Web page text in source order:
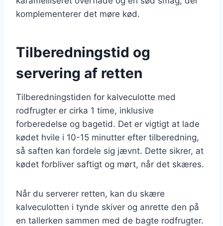
komplementerer det møre kød.
Tilberedningstid og
servering af retten
Tilberedningstiden for kalveculotte med
rodfrugter er cirka 1 time, inklusive
forberedelse og bagetid. Det er vigtigt at lade
kødet hvile i 10-15 minutter efter tilberedning,
så saften kan fordele sig jævnt. Dette sikrer, at
kødet forbliver saftigt og mørt, når det skæres.
Når du serverer retten, kan du skære
kalveculotten i tynde skiver og anrette den på
en tallerken sammen med de bagte rodfrugter.